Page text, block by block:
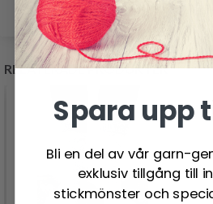
RELATERADE PRODUKTER
Spara upp
Bli en del av vår garn-
exklusiv tillgång till
stickmönster och